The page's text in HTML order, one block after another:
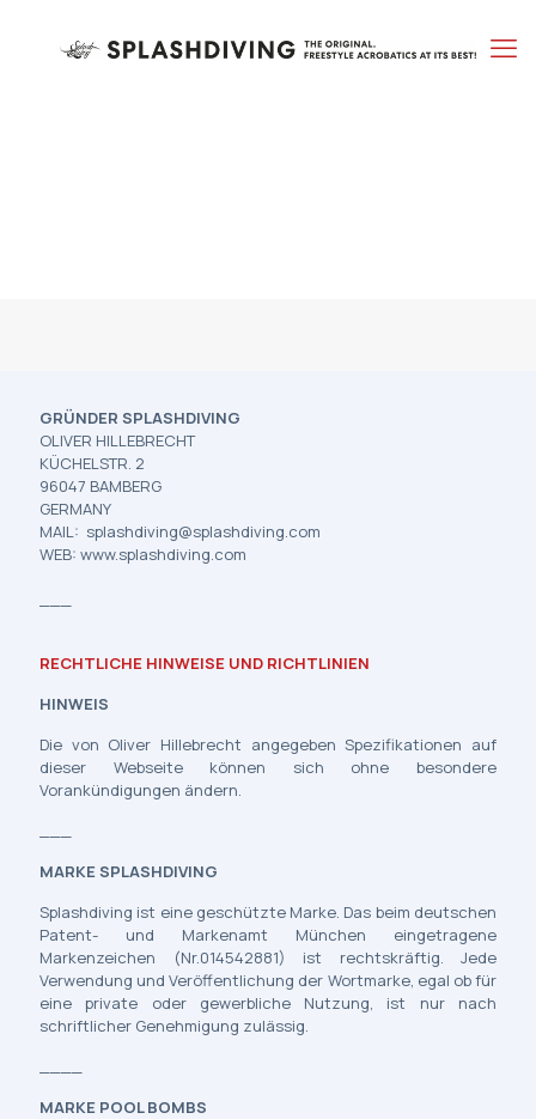
GRÜNDER SPLASHDIVING
OLIVER HILLEBRECHT
KÜCHELSTR. 2
96047 BAMBERG
GERMANY
MAIL: splashdiving@splashdiving.com
WEB: www.splashdiving.com
RECHTLICHE HINWEISE UND RICHTLINIEN
HINWEIS
Die von Oliver Hillebrecht angegeben Spezifikationen auf
dieser Webseite können sich ohne besondere
Vorankündigungen ändern.
MARKE SPLASHDIVING
Splashdiving ist eine geschützte Marke. Das beim deutschen
Patent- und Markenamt München eingetragene
Markenzeichen (Nr.014542881) ist rechtskräftig. Jede
Verwendung und Veröffentlichung der Wortmarke, egal ob für
eine private oder gewerbliche Nutzung, ist nur nach
schriftlicher Genehmigung zulässig.
MARKE POOL BOMBS